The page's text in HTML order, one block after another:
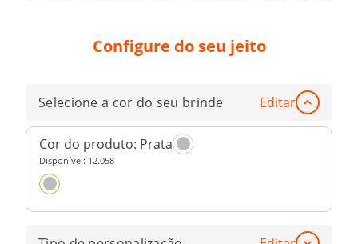
Configure do seu jeito
Selecione a cor do seu brinde Editar
Cor do produto: Prata
Disponível: 12.058